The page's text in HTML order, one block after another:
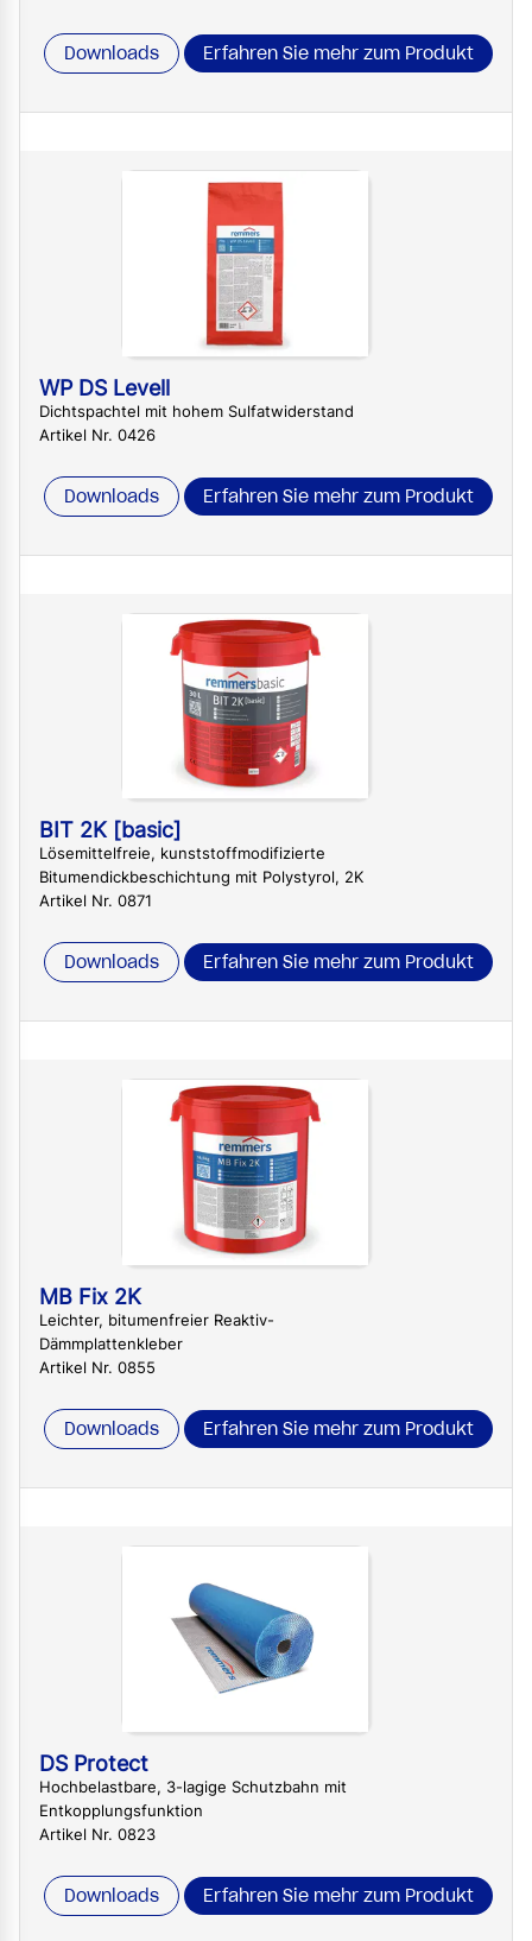
Downloads Erfahren Sie mehr zum Produkt
WP DS Levell
Dichtspachtel mit hohem Sulfatwiderstand
Artikel Nr. 0426
Downloads Erfahren Sie mehr zum Produkt
BIT 2K [basic]
Lösemittelfreie, kunststoffmodifizierte
Bitumendickbeschichtung mit Polystyrol, 2K
Artikel Nr. 0871
Downloads Erfahren Sie mehr zum Produkt
MB Fix 2K
Leichter, bitumenfreier Reaktiv-
Dämmplattenkleber
Artikel Nr. 0855
Downloads Erfahren Sie mehr zum Produkt
DS Protect
Hochbelastbare, 3-lagige Schutzbahn mit
Entkopplungsfunktion
Artikel Nr. 0823
Downloads Erfahren Sie mehr zum Produkt